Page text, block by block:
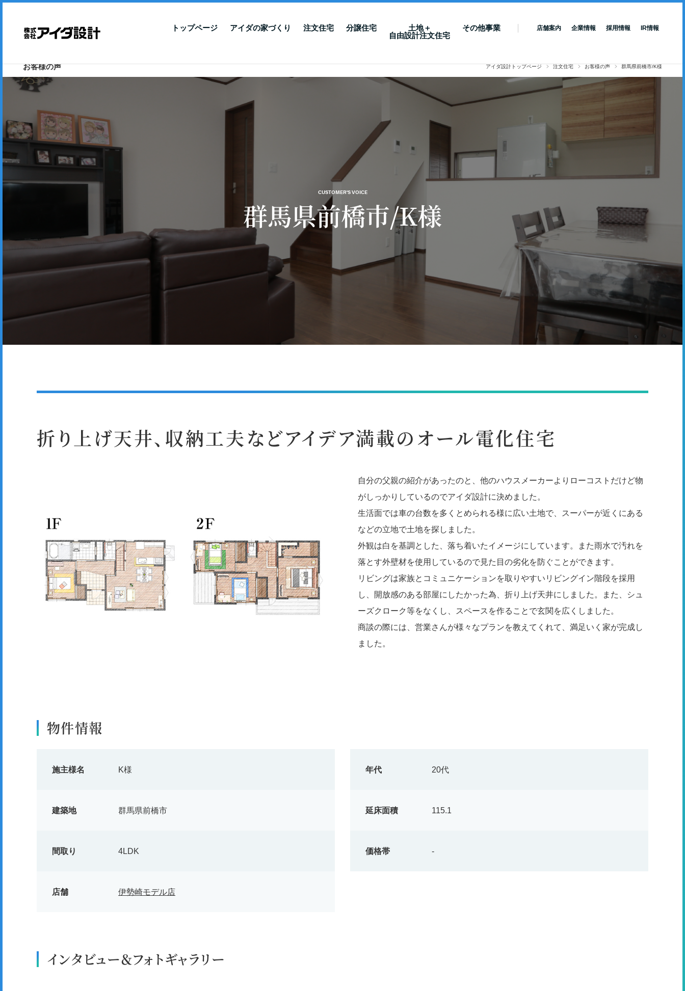
トップページ アイダの家づくり 注文住宅 分譲住宅
土地＋
自由設計注文住宅
その他事業 店舗案内 企業情報 採用情報 IR情報
お客様の声 アイダ設計トップページ 注文住宅 お客様の声 群馬県前橋市/K様
CUSTOMER'S VOICE
群馬県前橋市/K様
折り上げ天井、収納工夫などアイデア満載のオール電化住宅
自分の父親の紹介があったのと、他のハウスメーカーよりローコストだけど物
がしっかりしているのでアイダ設計に決めました。
生活面では車の台数を多くとめられる様に広い土地で、スーパーが近くにある
などの立地で土地を探しました。
外観は白を基調とした、落ち着いたイメージにしています。また雨水で汚れを
落とす外壁材を使用しているので見た目の劣化を防ぐことができます。
リビングは家族とコミュニケーションを取りやすいリビングイン階段を採用
し、開放感のある部屋にしたかった為、折り上げ天井にしました。また、シュ
ーズクローク等をなくし、スペースを作ることで玄関を広くしました。
商談の際には、営業さんが様々なプランを教えてくれて、満足いく家が完成し
ました。
物件情報
施主様名 K様
建築地 群馬県前橋市
間取り 4LDK
店舗 伊勢崎モデル店
年代 20代
延床面積 115.1
価格帯 -
インタビュー＆フォトギャラリー